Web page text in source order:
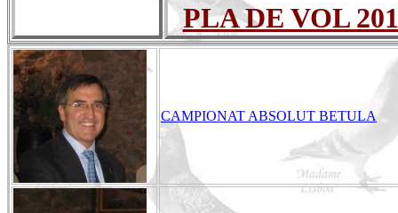
PLA DE VOL
CAMPIONAT ABSOLUT BETULA